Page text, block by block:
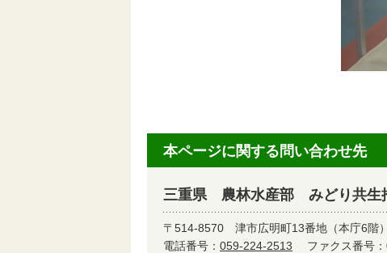
本ページに関する問い合わせ先
三重県 農林水産部 みどり共生
〒514-8570 津市広明町13番地（本庁6階）
電話番号： 059-224-2513 ファクス番号